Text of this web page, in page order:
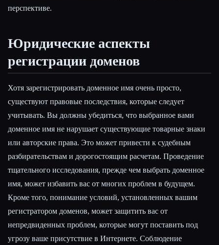
перспективе.
Юридические аспекты
регистрации доменов
Хотя зарегистрировать доменное имя очень просто,
существуют правовые последствия, которые следует
учитывать. Вы должны убедиться, что выбранное вами
доменное имя не нарушает существующие товарные знаки
или авторские права. Это может привести к судебным
разбирательствам и дорогостоящим расчетам. Проведение
тщательного исследования, прежде чем выбрать доменное
имя, может избавить вас от многих проблем в будущем.
Кроме того, понимание условий, установленных вашим
регистратором доменов, может защитить вас от
непредвиденных проблем, которые могут поставить под
угрозу ваше присутствие в Интернете. Соблюдение